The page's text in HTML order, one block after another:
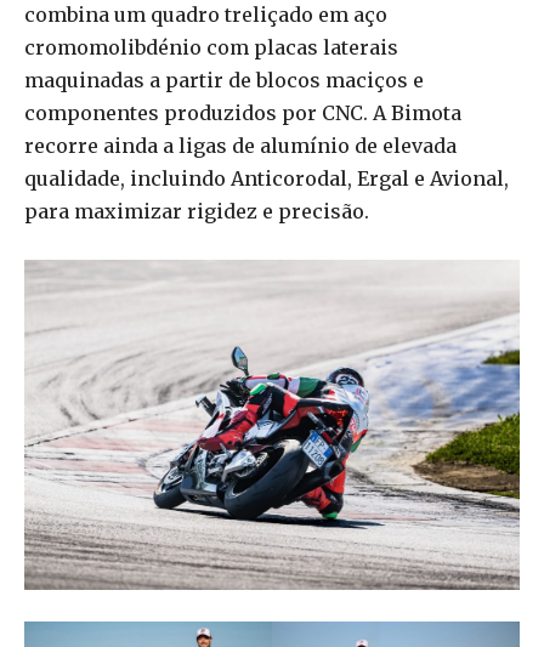
combina um quadro treliçado em aço
cromomolibdénio com placas laterais
maquinadas a partir de blocos maciços e
componentes produzidos por CNC. A Bimota
recorre ainda a ligas de alumínio de elevada
qualidade, incluindo Anticorodal, Ergal e Avional,
para maximizar rigidez e precisão.